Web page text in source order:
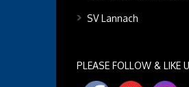
SV Lannach
PLEASE FOLLOW & LIKE